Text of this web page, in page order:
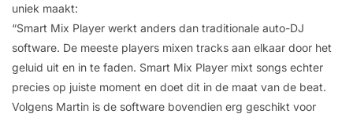
uniek maakt:
“Smart Mix Player werkt anders dan traditionale auto-DJ
software. De meeste players mixen tracks aan elkaar door het
geluid uit en in te faden. Smart Mix Player mixt songs echter
precies op juiste moment en doet dit in de maat van de beat.
Volgens Martin is de software bovendien erg geschikt voor